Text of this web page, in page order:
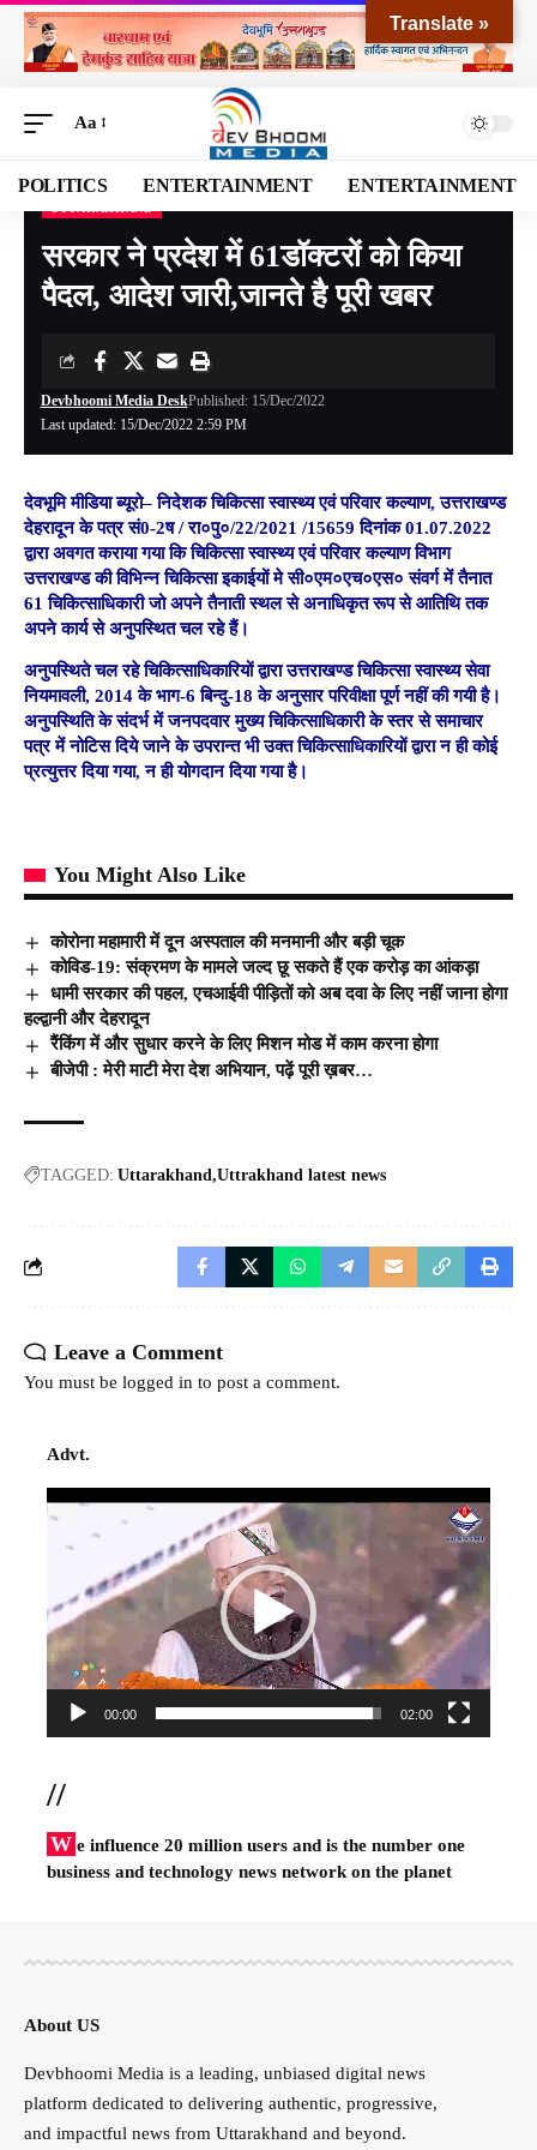
Aa
POLITICS ENTERTAINMENT ENTERTAINMENT
Devbhoomi Media >Blog>NATIONAL>UTTARAKHAND> सरकार ने प्रदेश में 61डॉक्टरों को किया पैदल, आदेश जारी,जानते है पूरी खबर
सरकार ने प्रदेश में 61डॉक्टरों को किया
पैदल, आदेश जारी,जानते है पूरी खबर
Last updated: 15/Dec/2022 2:59 PM
Devbhoomi Media DeskPublished: 15/Dec/2022
देवभूमि मीडिया ब्यूरो– निदेशक चिकित्सा स्वास्थ्य एवं परिवार कल्याण, उत्तराखण्ड
देहरादून के पत्र सं0-2ष / रा०पु०/22/2021 /15659 दिनांक 01.07.2022
द्वारा अवगत कराया गया कि चिकित्सा स्वास्थ्य एवं परिवार कल्याण विभाग
उत्तराखण्ड की विभिन्न चिकित्सा इकाईयों मे सी०एम०एच०एस० संवर्ग में तैनात
61 चिकित्साधिकारी जो अपने तैनाती स्थल से अनाधिकृत रूप से आतिथि तक
अपने कार्य से अनुपस्थित चल रहे हैं।
अनुपस्थिते चल रहे चिकित्साधिकारियों द्वारा उत्तराखण्ड चिकित्सा स्वास्थ्य सेवा
नियमावली, 2014 के भाग-6 बिन्दु-18 के अनुसार परिवीक्षा पूर्ण नहीं की गयी है।
अनुपस्थिति के संदर्भ में जनपदवार मुख्य चिकित्साधिकारी के स्तर से समाचार
पत्र में नोटिस दिये जाने के उपरान्त भी उक्त चिकित्साधिकारियों द्वारा न ही कोई
प्रत्युत्तर दिया गया, न ही योगदान दिया गया है।
You Might Also Like
कोरोना महामारी में दून अस्पताल की मनमानी और बड़ी चूक
कोविड-19: संक्रमण के मामले जल्द छू सकते हैं एक करोड़ का आंकड़ा
धामी सरकार की पहल, एचआईवी पीड़ितों को अब दवा के लिए नहीं जाना होगा
हल्द्वानी और देहरादून
रैंकिंग में और सुधार करने के लिए मिशन मोड में काम करना होगा
बीजेपी : मेरी माटी मेरा देश अभियान, पढ़ें पूरी ख़बर…
TAGGED: Uttarakhand Uttrakhand latest news
Leave a Comment
You must be logged in to post a comment.
Advt.
Video
00:00 02:00
//
W e influence 20 million users and is the number one
business and technology news network on the planet
About US
Devbhoomi Media is a leading, unbiased digital news
platform dedicated to delivering authentic, progressive,
and impactful news from Uttarakhand and beyond.
Translate »